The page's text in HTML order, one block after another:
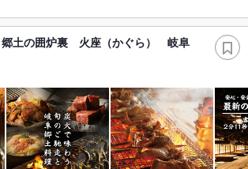
土の囲炉裏 火座（かぐら） 岐阜